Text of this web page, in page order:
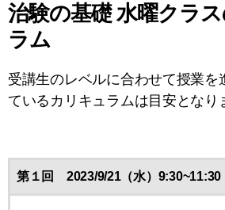
治験の基礎 水曜クラ
ラム
受講生のレベルに合わせて授業を
ているカリキュラムは目安となり
第１回 2023/9/21（水）9:30~11:30